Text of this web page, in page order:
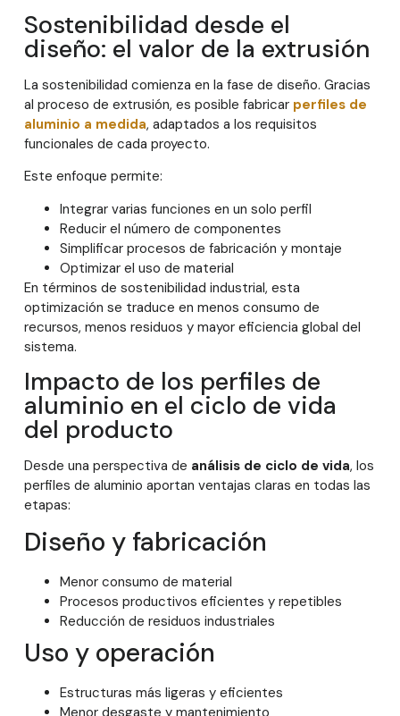
Sostenibilidad desde el
diseño: el valor de la extrusión
La sostenibilidad comienza en la fase de diseño. Gracias
al proceso de extrusión, es posible fabricar perfiles de
aluminio a medida, adaptados a los requisitos
funcionales de cada proyecto.
Este enfoque permite:
Integrar varias funciones en un solo perfil
Reducir el número de componentes
Simplificar procesos de fabricación y montaje
Optimizar el uso de material
En términos de sostenibilidad industrial, esta
optimización se traduce en menos consumo de
recursos, menos residuos y mayor eficiencia global del
sistema.
Impacto de los perfiles de
aluminio en el ciclo de vida
del producto
Desde una perspectiva de análisis de ciclo de vida, los
perfiles de aluminio aportan ventajas claras en todas las
etapas:
Diseño y fabricación
Menor consumo de material
Procesos productivos eficientes y repetibles
Reducción de residuos industriales
Uso y operación
Estructuras más ligeras y eficientes